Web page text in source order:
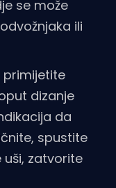
se može
ili
primijetite
dizanje
da
spustite
zatvorite